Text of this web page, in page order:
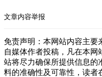
文章内容举报
免责声明：本网站内容主要
自媒体作者投稿，凡在本网
站将尽力确保所提供信息的
料的准确性及可靠性，读者